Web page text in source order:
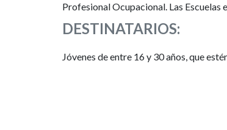
Profesional Ocupacional. Las
DESTINATARIOS:
Jóvenes de entre 16 y 30 años, que